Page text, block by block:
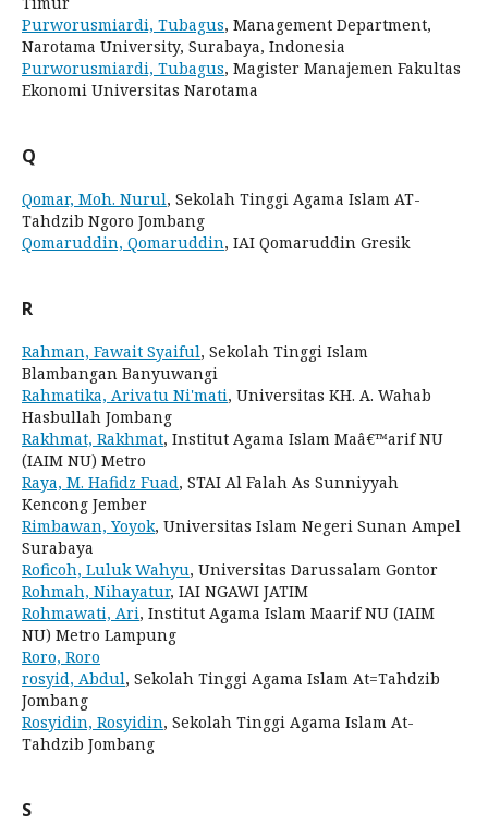
Purworusmiardi, Tubagus, Management Department,
Narotama University, Surabaya, Indonesia
Purworusmiardi, Tubagus, Magister Manajemen Fakultas
Ekonomi Universitas Narotama
Q
Qomar, Moh. Nurul, Sekolah Tinggi Agama Islam AT-
Tahdzib Ngoro Jombang
Qomaruddin, Qomaruddin, IAI Qomaruddin Gresik
R
Rahman, Fawait Syaiful, Sekolah Tinggi Islam
Blambangan Banyuwangi
Rahmatika, Arivatu Ni'mati, Universitas KH. A. Wahab
Hasbullah Jombang
Rakhmat, Rakhmat, Institut Agama Islam Maâ€™arif NU
(IAIM NU) Metro
Raya, M. Hafidz Fuad, STAI Al Falah As Sunniyyah
Kencong Jember
Rimbawan, Yoyok, Universitas Islam Negeri Sunan Ampel
Surabaya
Roficoh, Luluk Wahyu, Universitas Darussalam Gontor
Rohmah, Nihayatur, IAI NGAWI JATIM
Rohmawati, Ari, Institut Agama Islam Maarif NU (IAIM
NU) Metro Lampung
Roro, Roro
rosyid, Abdul, Sekolah Tinggi Agama Islam At=Tahdzib
Jombang
Rosyidin, Rosyidin, Sekolah Tinggi Agama Islam At-
Tahdzib Jombang
S